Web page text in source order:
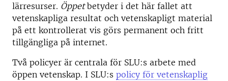
lärresurser. Öppetbetyder i det här fallet att
vetenskapliga resultat och vetenskapligt material
på ett kontrollerat vis görs permanent och fritt
tillgängliga på internet.
Två policyer är centrala för SLU:s arbete med
öppen vetenskap. I SLU:s policy för vetenskaplig